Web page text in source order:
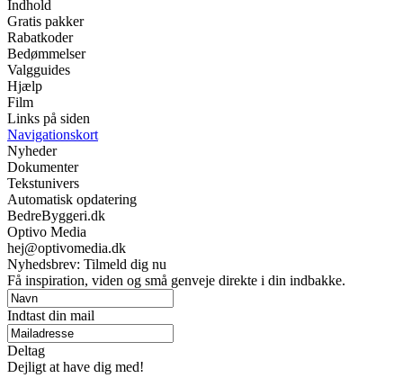
Indhold
Gratis pakker
Rabatkoder
Bedømmelser
Valgguides
Hjælp
Film
Links på siden
Navigationskort
Nyheder
Dokumenter
Tekstunivers
Automatisk opdatering
BedreByggeri.dk
Optivo Media
hej@optivomedia.dk
Nyhedsbrev: Tilmeld dig nu
Få inspiration, viden og små genveje direkte i din indbakke.
Indtast din mail
Deltag
Dejligt at have dig med!